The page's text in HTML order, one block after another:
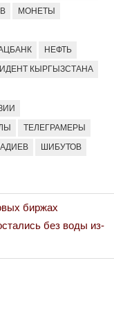
МОНЕТЫ
НЕФТЬ
КЫРГЫЗСТАНА
ТЕЛЕГРАМЕРЫ
ШИБУТОВ
биржах
без воды из-